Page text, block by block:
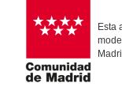
Esta